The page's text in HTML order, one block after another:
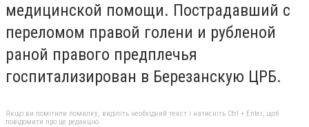
медицинской помощи. Пострадавший с
переломом правой голени и рубленой
раной правого предплечья
госпитализирован в Березанскую ЦРБ.
Якщо ви помітили помилку, виділіть необхідний текст і натисніть Ctrl + Enter, щоб
повідомити про це редакцію